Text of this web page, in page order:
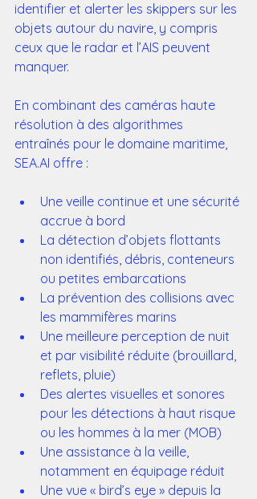
identifier et alerter les skippers sur les
objets autour du navire, y compris
ceux que le radar et l’AIS peuvent
manquer.
En combinant des caméras haute
résolution à des algorithmes
entraînés pour le domaine maritime,
SEA.AI offre :
Une veille continue et une sécurité
accrue à bord
La détection d’objets flottants
non identifiés, débris, conteneurs
ou petites embarcations
La prévention des collisions avec
les mammifères marins
Une meilleure perception de nuit
et par visibilité réduite (brouillard,
reflets, pluie)
Des alertes visuelles et sonores
pour les détections à haut risque
ou les hommes à la mer (MOB)
Une assistance à la veille,
notamment en équipage réduit
Une vue « bird’s eye » depuis la